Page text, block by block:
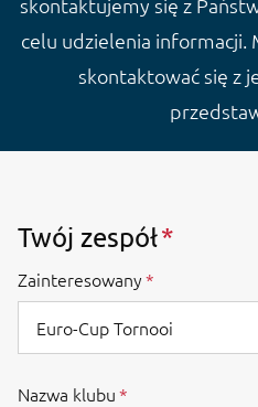
celu udzielenia informacji.
skontaktować się z
Twój zespół
Zainteresowany
Nazwa klubu